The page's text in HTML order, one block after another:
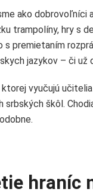
ako
trampolíny, hry s
premietaním
jazykov – či už
vyučujú
škôl.
hraníc